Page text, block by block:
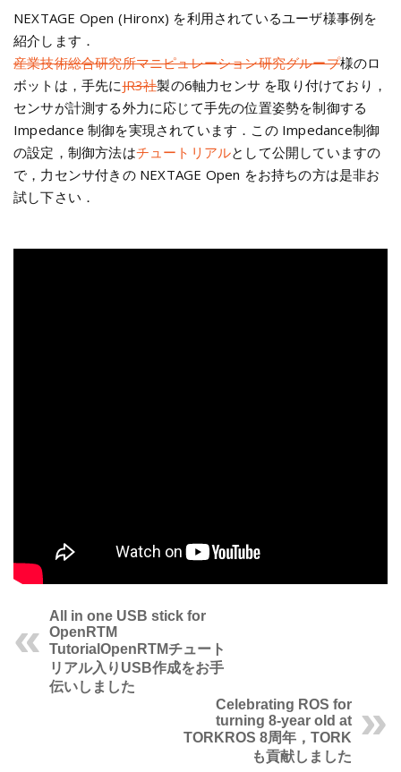
NEXTAGE Open (Hironx) を利用されているユーザ様事例を
紹介します．
産業技術総合研究所マニピュレーション研究グループ様のロ
ボットは，手先にJR3社製の6軸力センサ を取り付けており，
センサが計測する外力に応じて手先の位置姿勢を制御する
Impedance 制御を実現されています．この Impedance制御
の設定，制御方法はチュートリアルとして公開していますの
で，力センサ付きの NEXTAGE Open をお持ちの方は是非お
試し下さい．
All in one USB stick for
OpenRTM
Tutorial OpenRTMチュート
リアル入りUSB作成をお手
伝いしました
Celebrating ROS for
turning 8-year old at
TORK ROS 8周年，TORK
も貢献しました